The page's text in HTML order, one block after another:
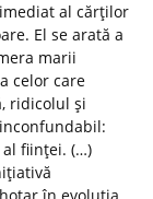
al cărţilor
El se arată a
marii
celor care
ridicolul şi
fiinţei. (…)